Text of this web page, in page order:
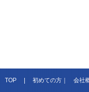
TOP|初めての方｜会社